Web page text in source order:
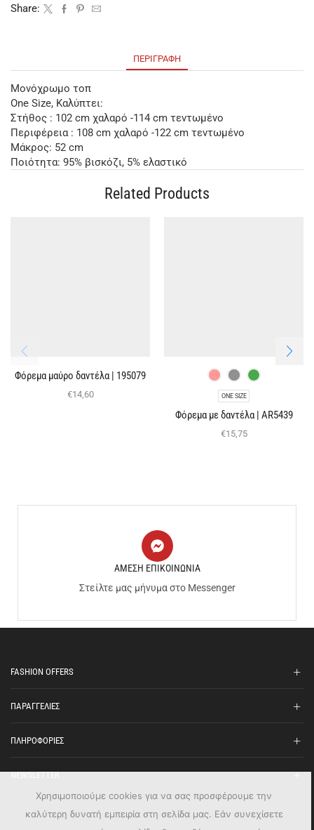
Share:
ΠΕΡΙΓΡΑΦΉ
Μονόχρωμο τοπ
One Size, Καλύπτει:
Στήθος : 102 cm χαλαρό -114 cm τεντωμένο
Περιφέρεια : 108 cm χαλαρό -122 cm τεντωμένο
Μάκρος: 52 cm
Ποιότητα: 95% βισκόζι, 5% ελαστικό
Related Products
Φόρεμα μαύρο δαντέλα | 195079
€14,60 ONE SIZE
Φόρεμα με δαντέλα | AR5439
€15,75
ΑΜΕΣΗ ΕΠΙΚΟΙΝΩΝΙΑ
Στείλτε μας μήνυμα στο Messenger
FASHION OFFERS
ΠΑΡΑΓΓΕΛΙΕΣ
ΠΛΗΡΟΦΟΡΙΕΣ
NEWSLETTER
Χρησιμοποιούμε cookies για να σας προσφέρουμε την
καλύτερη δυνατή εμπειρία στη σελίδα μας. Εάν συνεχίσετε